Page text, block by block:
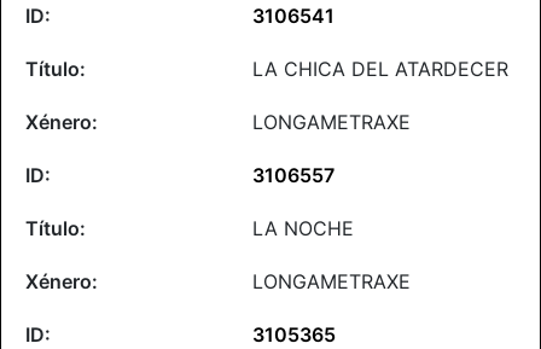
3106541
LA CHICA DEL ATARDECER
LONGAMETRAXE
3106557
LA NOCHE
LONGAMETRAXE
3105365